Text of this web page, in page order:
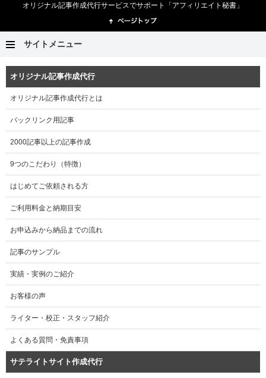
オリジナル記事作成代行サービスでサポート「アフィリエイト秘書」
サイトメニュー
オリジナル記事作成代行
オリジナル記事作成代行とは
バックリンク用記事
2000記事以上の記事作成
9つのこだわり（特徴）
はじめてご依頼される方
ご利用料金と納期目安
お申込みから納品までの流れ
記事のサンプル
実績・実例のご紹介
お客様の声
ライター・校正・スタッフ紹介
よくある質問・免責事項
サテライトサイト作成代行